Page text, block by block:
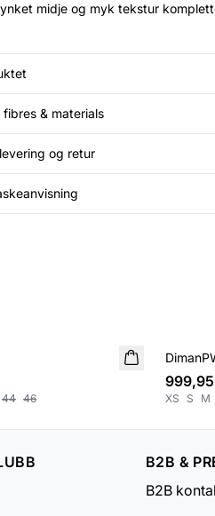
midje og myk tekstur
fibres & materials
og retur
44 46
NYHET
XS S M
B2B &
B2B